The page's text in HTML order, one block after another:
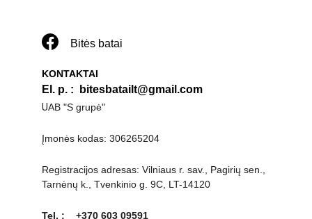
KONTAKTAI
El. p. : bitesbatailt@gmail.com
UAB "S grupė"
Įmonės kodas: 306265204
Registracijos adresas: Vilniaus r. sav., Pagirių sen.,
Tarnėnų k., Tvenkinio g. 9C, LT-14120
Tel. :    +370 603 09591
Bitės batai